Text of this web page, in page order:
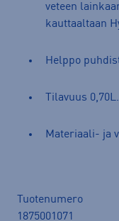
veteen
kauttaaltaan
Helppo
Tilavuus
Materiaali- ja
Tuotenumero
1875001071